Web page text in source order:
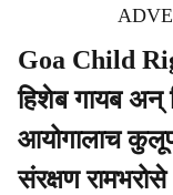
Goa Child
हिशेब गायब अन्
आयोगालाच
संरक्षण रामभरोसे